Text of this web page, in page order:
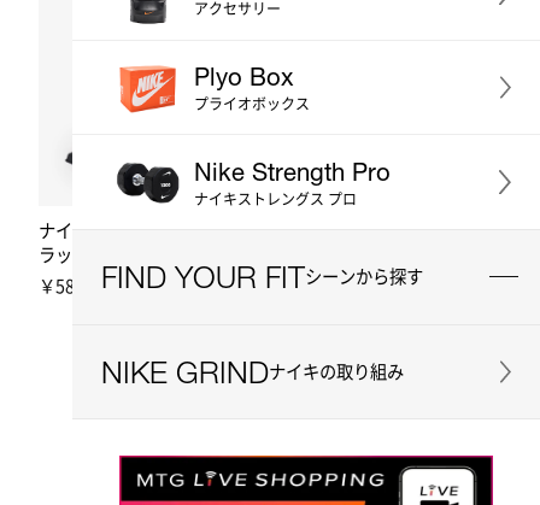
アクセサリー
Plyo Box
プライオボックス
Nike Strength Pro
ナイキストレングス プロ
FIND YOUR FITシーンから探す
NIKE GRINDナイキの取り組み
ナイキ ダンベルストレージ
ラック
￥58,520
[税込]
ナイキ プレートツリー アン
￥47,630 [税込]